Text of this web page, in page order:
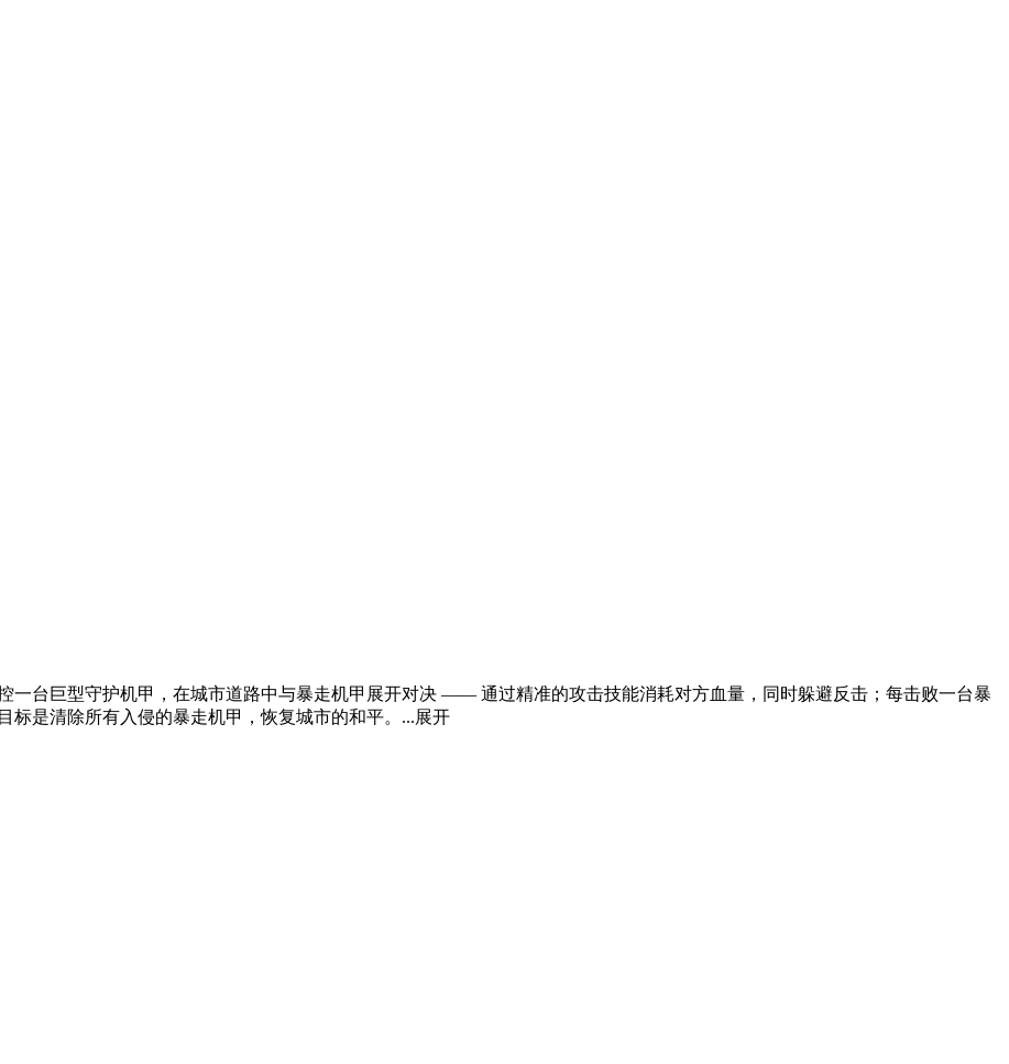
一台巨型守护机甲，在城市道路中与暴走机甲展开对决 —— 通过精准的攻击技能消耗对方血量，同时躲避反击；每击败一台暴
标是清除所有入侵的暴走机甲，恢复城市的和平。...展开